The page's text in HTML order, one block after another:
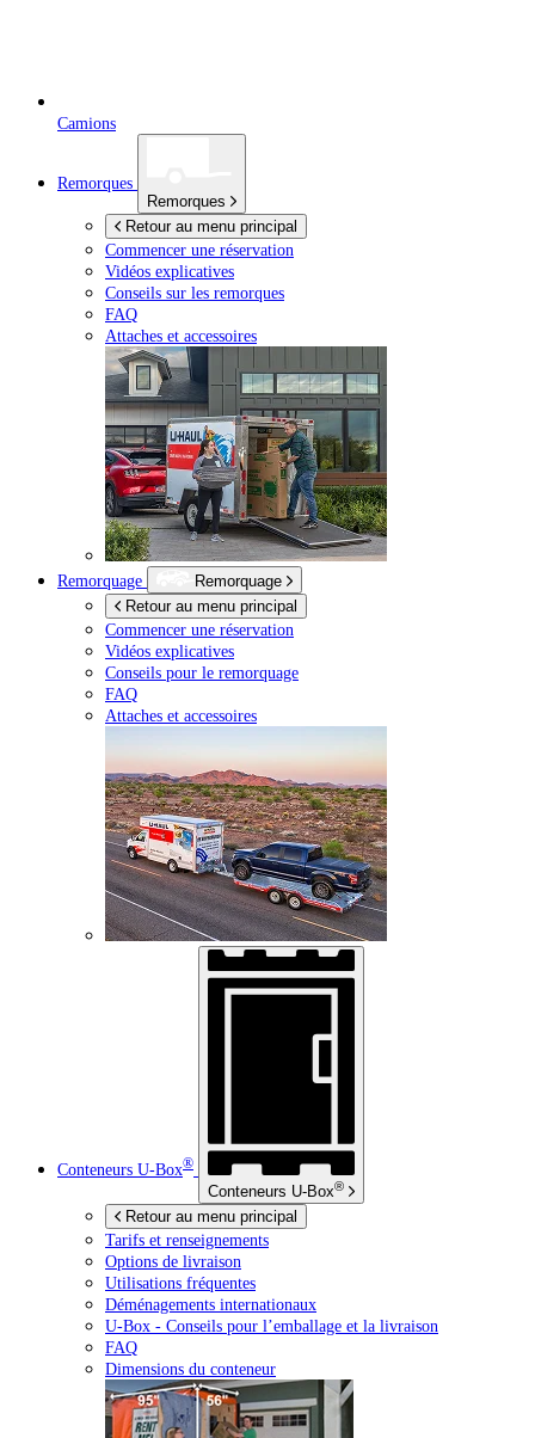
Camions
Remorques
Remorques
Retour au menu principal
Commencer une réservation
Vidéos explicatives
Conseils sur les remorques
FAQ
Attaches et accessoires
Remorquage
Remorquage
Retour au menu principal
Commencer une réservation
Vidéos explicatives
Conseils pour le remorquage
FAQ
Attaches et accessoires
Conteneurs U-Box®
Conteneurs U-Box®
Retour au menu principal
Tarifs et renseignements
Options de livraison
Utilisations fréquentes
Déménagements internationaux
U-Box - Conseils pour l’emballage et la livraison
FAQ
Dimensions du conteneur